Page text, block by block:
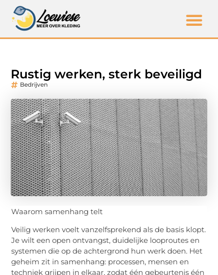
Rustig werken, sterk beveiligd
Bedrijven
Waarom samenhang telt
Veilig werken voelt vanzelfsprekend als de basis klopt.
Je wilt een open ontvangst, duidelijke looproutes en
systemen die op de achtergrond hun werk doen. Het
geheim zit in samenhang: processen, mensen en
techniek grijpen in elkaar, zodat één gebeurtenis één